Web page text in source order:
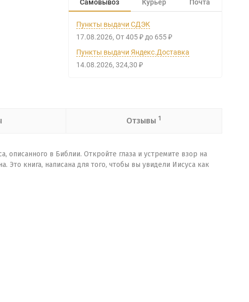
Самовывоз Курьер Почта
Пункты выдачи СДЭК
17.08.2026 От 405 ₽ до 655 ₽
Пункты выдачи Яндекс.Доставка
14.08.2026 324,30 ₽
Отзывы 1
описанного в Библии. Откройте глаза и устремите взор на
книга, написана для того, чтобы вы увидели Иисуса как